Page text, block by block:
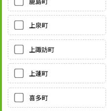
上泉町
上諏訪町
上蓮町
喜多町